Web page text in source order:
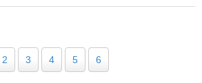
2 3 4 5 6